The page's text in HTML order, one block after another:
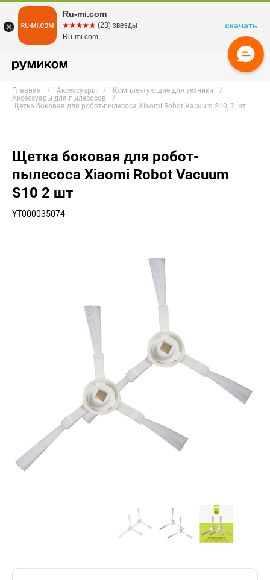
Главная Аксессуары
Комплектующие для техники
Аксессуары для пылесосов
Щетка боковая для робот-пылесоса Xiaomi Robot Vacuum S10, 2 шт
Щетка боковая для робот-
пылесоса Xiaomi Robot Vacuum
S10 2 шт
YT000035074
Ru-mi.com
☆☆☆☆☆
★★★★★ (23) звезды
Ru-mi.com
скачать